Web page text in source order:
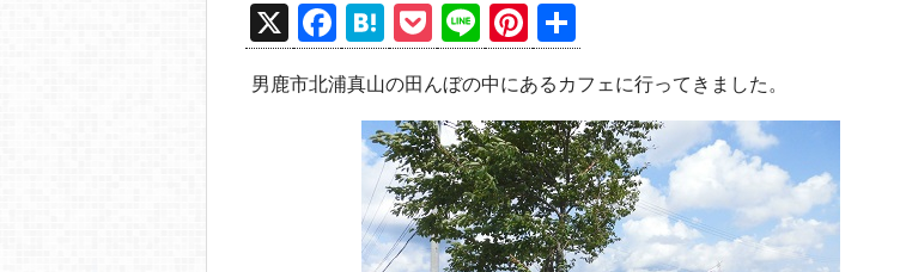
X
F
a
c
H
at
e
n
a
P
o
ck
et
Li
n
e
Pi
nt
er
e
st
有
男鹿市北浦真山の田んぼの中にあるカフェに行ってきました。